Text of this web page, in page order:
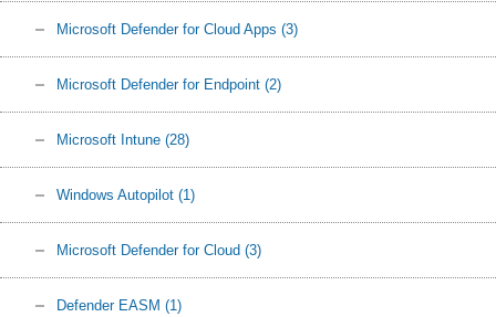
Microsoft Defender for Cloud Apps (3)
Microsoft Defender for Endpoint (2)
Microsoft Intune (28)
Windows Autopilot (1)
Microsoft Defender for Cloud (3)
Defender EASM (1)